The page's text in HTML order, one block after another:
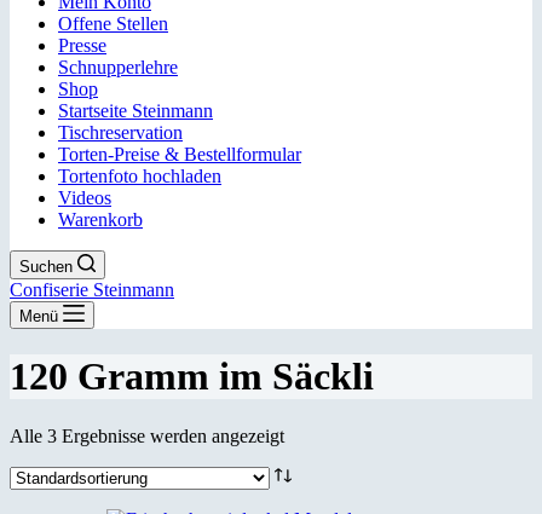
Offene Stellen
Presse
Schnupperlehre
Shop
Startseite Steinmann
Tischreservation
Torten-Preise & Bestellformular
Tortenfoto hochladen
Videos
Warenkorb
Suchen
Confiserie Steinmann
Menü
120 Gramm im Säckli
Alle 3 Ergebnisse werden angezeigt